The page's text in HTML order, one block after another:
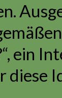
ein